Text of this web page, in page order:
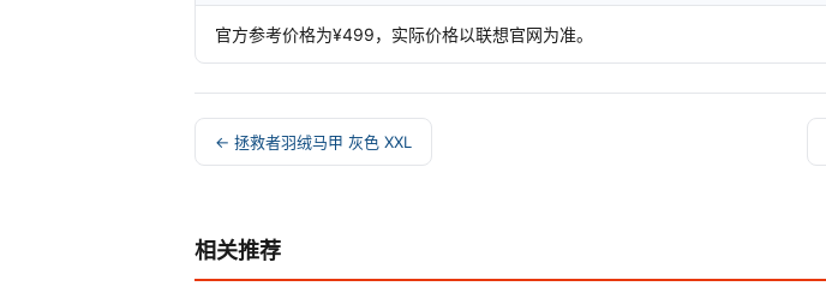
官方参考价格为¥499，实际价格以联想官网为准。
← 拯救者羽绒马甲 灰色 XXL
相关推荐